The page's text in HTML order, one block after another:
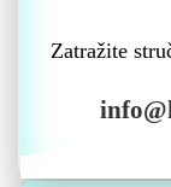
Zatražite